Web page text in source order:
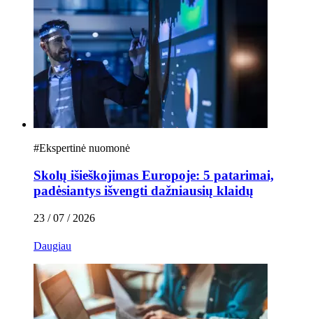
#Ekspertinė nuomonė
Skolų išieškojimas Europoje: 5 patarimai,
padėsiantys išvengti dažniausių klaidų
23 / 07 / 2026
Daugiau